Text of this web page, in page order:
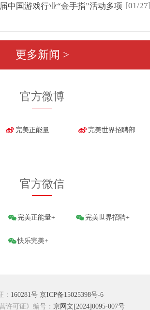
[01/
中国游戏行业“金手指”活动多项
更多新闻 >
官方微博
完美正能量 完美世界招聘部
官方微信
完美正能量+ 完美世界招聘+
快乐完美+
： 160281号 京ICP备15025398号-6
许可证》编号： 京网文[2024]0095-007号